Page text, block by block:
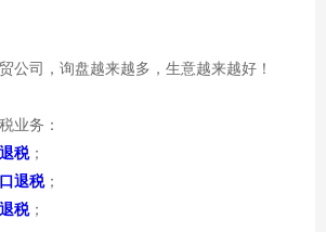
公司，询盘越来越多，生意越来越好！
业务：
税；
退税；
税；